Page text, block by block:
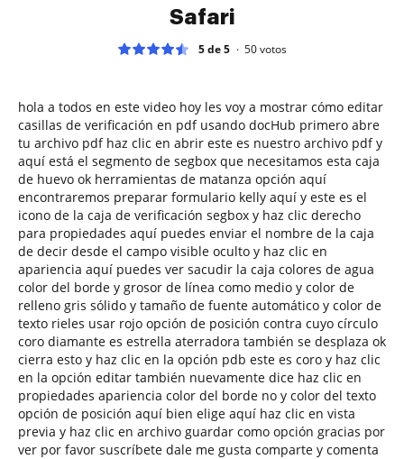
Safari
5 de 5 50votos
hola a todos en este video hoy les voy a mostrar cómo editar
casillas de verificación en pdf usando docHub primero abre
tu archivo pdf haz clic en abrir este es nuestro archivo pdf y
aquí está el segmento de segbox que necesitamos esta caja
de huevo ok herramientas de matanza opción aquí
encontraremos preparar formulario kelly aquí y este es el
icono de la caja de verificación segbox y haz clic derecho
para propiedades aquí puedes enviar el nombre de la caja
de decir desde el campo visible oculto y haz clic en
apariencia aquí puedes ver sacudir la caja colores de agua
color del borde y grosor de línea como medio y color de
relleno gris sólido y tamaño de fuente automático y color de
texto rieles usar rojo opción de posición contra cuyo círculo
coro diamante es estrella aterradora también se desplaza ok
cierra esto y haz clic en la opción pdb este es coro y haz clic
en la opción editar también nuevamente dice haz clic en
propiedades apariencia color del borde no y color del texto
opción de posición aquí bien elige aquí haz clic en vista
previa y haz clic en archivo guardar como opción gracias por
ver por favor suscríbete dale me gusta comparte y comenta